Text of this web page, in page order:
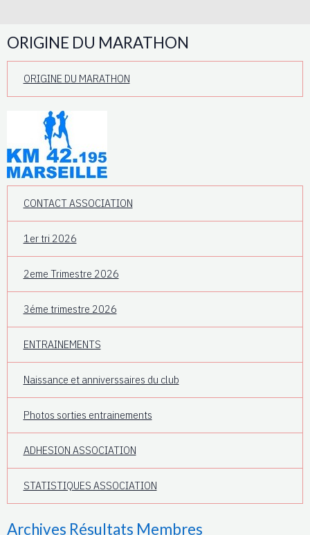
ORIGINE DU MARATHON
ORIGINE DU MARATHON
CONTACT ASSOCIATION
1er tri 2026
2eme Trimestre 2026
3éme trimestre 2026
ENTRAINEMENTS
Naissance et anniverssaires du club
Photos sorties entrainements
ADHESION ASSOCIATION
STATISTIQUES ASSOCIATION
Archives Résultats Membres